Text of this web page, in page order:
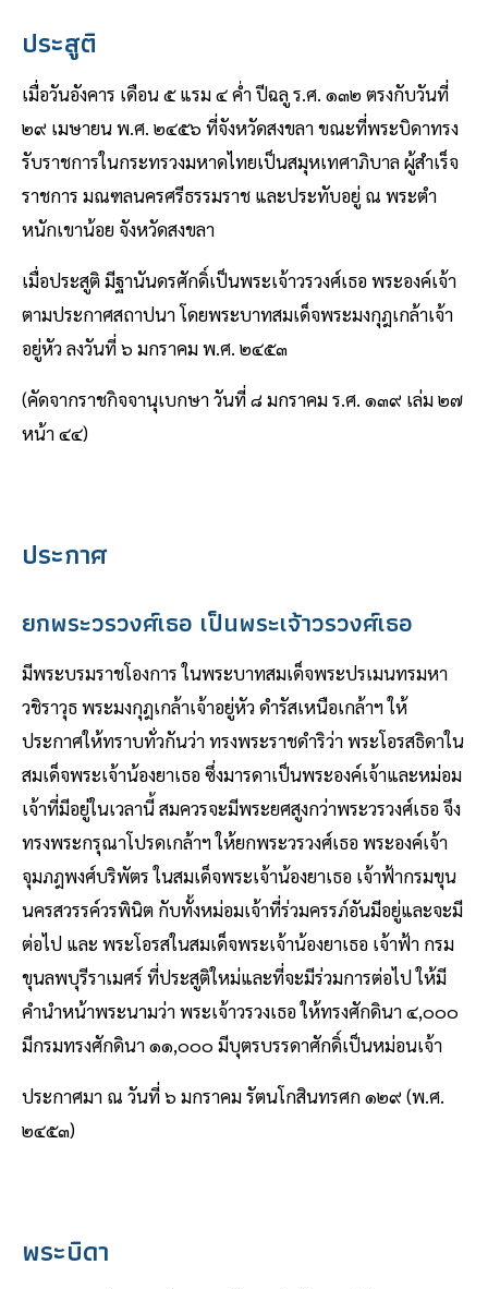
ประสูติ
เมื่อวันอังคาร เดือน ๕ แรม ๔ ค่ํา ปีฉลู ร.ศ. ๑๓๒ ตรงกับวันที่
๒๙ เมษายน พ.ศ. ๒๔๕๖ ที่จังหวัดสงขลา ขณะที่พระบิดาทรง
รับราชการในกระทรวงมหาดไทยเป็นสมุหเทศาภิบาล ผู้สำเร็จ
ราชการ มณฑลนครศรีธรรมราช และประทับอยู่ ณ พระตํา
หนักเขาน้อย จังหวัดสงขลา
เมื่อประสูติ มีฐานันดรศักดิ์เป็นพระเจ้าวรวงศ์เธอ พระองค์เจ้า
ตามประกาศสถาปนา โดยพระบาทสมเด็จพระมงกุฎเกล้าเจ้า
อยู่หัว ลงวันที่ ๖ มกราคม พ.ศ. ๒๔๕๓
(คัดจากราชกิจจานุเบกษา วันที่ ๘ มกราคม ร.ศ. ๑๓๙ เล่ม ๒๗
หน้า ๔๔)
ประกาศ
ยกพระวรวงศ์เธอ เป็นพระเจ้าวรวงศ์เธอ
มีพระบรมราชโองการ ในพระบาทสมเด็จพระปรเมนทรมหา
วชิราวุธ พระมงกุฎเกล้าเจ้าอยู่หัว ดำรัสเหนือเกล้าฯ ให้
ประกาศให้ทราบทั่วกันว่า ทรงพระราชดำริว่า พระโอรสธิดาใน
สมเด็จพระเจ้าน้องยาเธอ ซึ่งมารดาเป็นพระองค์เจ้าและหม่อม
เจ้าที่มีอยู่ในเวลานี้ สมควรจะมีพระยศสูงกว่าพระวรวงศ์เธอ จึง
ทรงพระกรุณาโปรดเกล้าฯ ให้ยกพระวรวงศ์เธอ พระองค์เจ้า
จุมภฎพงศ์บริพัตร ในสมเด็จพระเจ้าน้องยาเธอ เจ้าฟ้ากรมขุน
นครสวรรค์วรพินิต กับทั้งหม่อมเจ้าที่ร่วมครรภ์อันมีอยู่และจะมี
ต่อไป และ พระโอรสในสมเด็จพระเจ้าน้องยาเธอ เจ้าฟ้า กรม
ขุนลพบุรีราเมศร์ ที่ประสูติใหม่และที่จะมีร่วมการต่อไป ให้มี
คำนำหน้าพระนามว่า พระเจ้าวรวงเธอ ให้ทรงศักดินา ๔,๐๐๐
มีกรมทรงศักดินา ๑๑,๐๐๐ มีบุตรบรรดาศักดิ์เป็นหม่อนเจ้า
ประกาศมา ณ วันที่ ๖ มกราคม รัตนโกสินทรศก ๑๒๙ (พ.ศ.
๒๔๕๓)
พระบิดา